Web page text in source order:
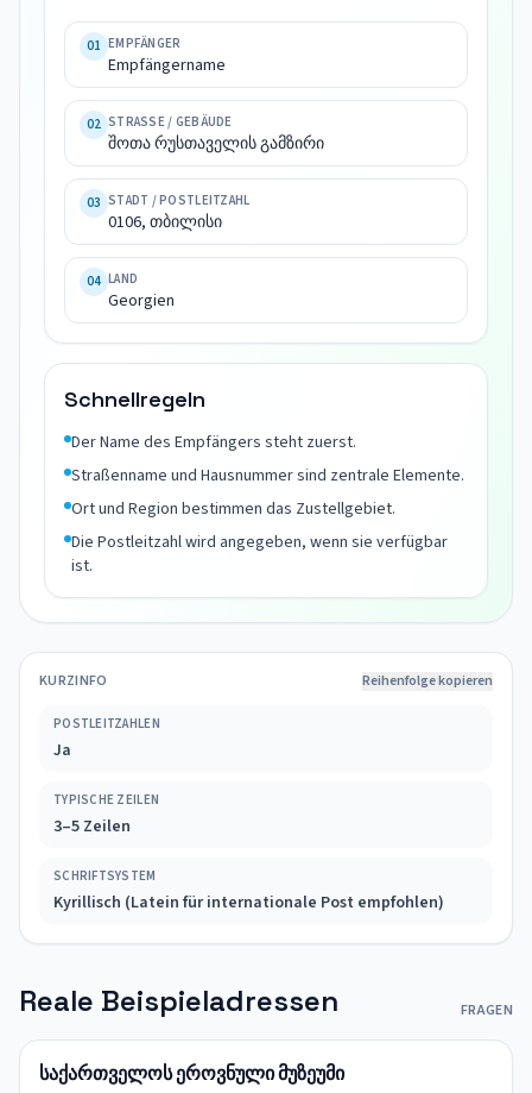
შოთა
რუსთაველის
გამზირი
0106,
თბილისი
Georgien
01 EMPFÄNGER
Empfängername
02 STRASSE / GEBÄUDE
შოთა რუსთაველის გამზირი
03 STADT / POSTLEITZAHL
0106, თბილისი
04 LAND
Georgien
Schnellregeln
Der Name des Empfängers steht zuerst.
Straßenname und Hausnummer sind zentrale Elemente.
Ort und Region bestimmen das Zustellgebiet.
Die Postleitzahl wird angegeben, wenn sie verfügbar
ist.
KURZINFO Reihenfolge kopieren
POSTLEITZAHLEN
Ja
TYPISCHE ZEILEN
3–5 Zeilen
SCHRIFTSYSTEM
Kyrillisch (Latein für internationale Post empfohlen)
Reale Beispieladressen FRAGEN
საქართველოს ეროვნული მუზეუმი